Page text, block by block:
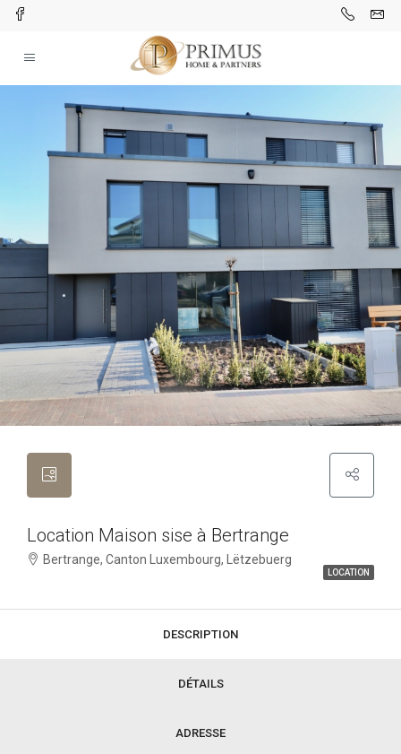
Location Maison sise à Bertrange
Bertrange, Canton Luxembourg, Lëtzebuerg
LOCATION
DESCRIPTION
DÉTAILS
ADRESSE